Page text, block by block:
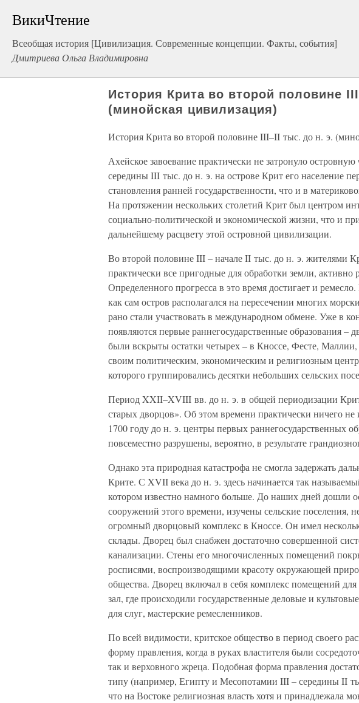
ВикиЧтение
Всеобщая история [Цивилизация. Современные концепции. Факты, события]
Дмитриева Ольга Владимировна
История Крита во второй половине
(минойская цивилизация)
История Крита во второй половине III–II тыс. до н. э.
Ахейское завоевание практически не затронуло
середины III тыс. до н. э. на острове Крит его население
становления ранней государственности, что и в
На протяжении нескольких столетий Крит был центром
социально-политической и экономической жизни, что и
дальнейшему расцвету этой островной цивилизации.
Во второй половине III – начале II тыс. до н. э. жителями
практически все пригодные для обработки земли, активно
Определенного прогресса в это время достигает и
как сам остров располагался на пересечении многих
рано стали участвовать в международном обмене. Уже в
появляются первые раннегосударственные образования –
были вскрыты остатки четырех – в Кноссе, Фесте,
своим политическим, экономическим и религиозным
которого группировались десятки небольших сельских
Период XXII–XVIII вв. до н. э. в общей периодизации
старых дворцов». Об этом времени практически ничего
1700 году до н. э. центры первых раннегосударственных
повсеместно разрушены, вероятно, в результате
Однако эта природная катастрофа не смогла задержать
Крите. С XVII века до н. э. здесь начинается так
котором известно намного больше. До наших дней дошли
сооружений этого времени, изучены сельские поселения,
огромный дворцовый комплекс в Кноссе. Он имел
склады. Дворец был снабжен достаточно совершенной
канализации. Стены его многочисленных помещений
росписями, воспроизводящими красоту окружающей
общества. Дворец включал в себя комплекс помещений
зал, где происходили государственные деловые и
для слуг, мастерские ремесленников.
По всей видимости, критское общество в период своего
форму правления, когда в руках властителя были
так и верховного жреца. Подобная форма правления
типу (например, Египту и Месопотамии III – середины II
что на Востоке религиозная власть хотя и принадлежала